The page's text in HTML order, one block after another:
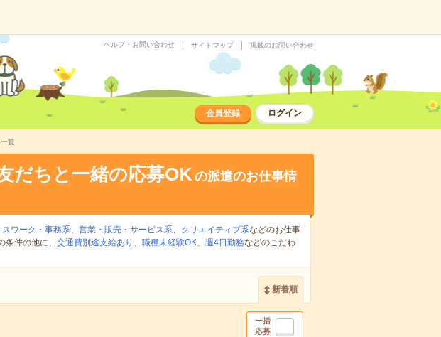
ヘルプ・お問い合わせ サイトマップ 掲載のお問い合わせ
会員登録 ログイン
覧
だちと一緒の応募OKの派遣のお仕事情
スワーク・事務系、 営業・販売・サービス系、 クリエイティブ系などのお仕事
件の他に、 交通費別途支給あり 、 職種未経験OK、 週4日勤務などのこだわ
新着順
一括
応募